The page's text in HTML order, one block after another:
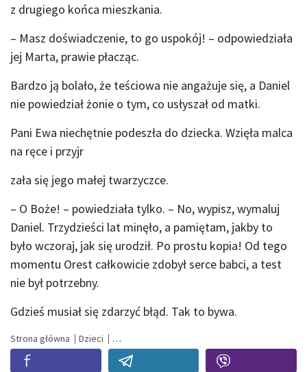
z drugiego końca mieszkania.
– Masz doświadczenie, to go uspokój! – odpowiedziała
jej Marta, prawie płacząc.
Bardzo ją bolało, że teściowa nie angażuje się, a Daniel
nie powiedział żonie o tym, co usłyszał od matki.
Pani Ewa niechętnie podeszła do dziecka. Wzięła malca
na ręce i przyjr
zała się jego małej twarzyczce.
– O Boże! – powiedziała tylko. – No, wypisz, wymaluj
Daniel. Trzydzieści lat minęło, a pamiętam, jakby to
było wczoraj, jak się urodził. Po prostu kopia! Od tego
momentu Orest całkowicie zdobył serce babci, a test
nie był potrzebny.
Gdzieś musiał się zdarzyć błąd. Tak to bywa.
Strona główna Dzieci